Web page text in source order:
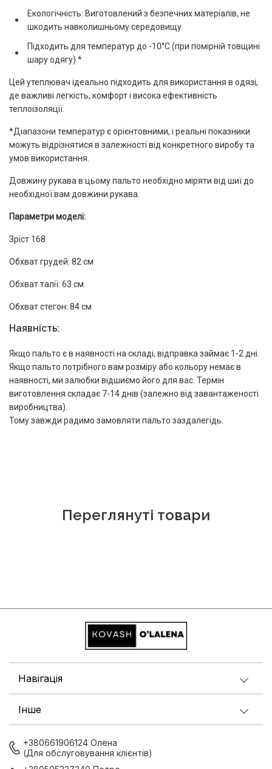
Екологічність: Виготовлений з безпечних матеріалів, не
шкодить навколишньому середовищу.
Підходить для температур до -10°C (при помірній товщині
шару одягу).*
Цей утеплювач ідеально підходить для використання в одязі,
де важливі легкість, комфорт і висока ефективність
теплоізоляції.
*Діапазони температур є орієнтовними, і реальні показники
можуть відрізнятися в залежності від конкретного виробу та
умов використання.
Довжину рукава в цьому пальто необхідно міряти від шиї до
необхідної вам довжини рукава.
Параметри моделі:
Зріст 168
Обхват грудей: 82 см
Обхват талії: 63 см
Обхват стегон: 84 см
Наявність:
Якщо пальто є в наявності на складі, відправка займає 1-2 дні.
Якщо пальто потрібного вам розміру або кольору немає в
наявності, ми залюбки відшиємо його для вас. Термін
виготовлення складає 7-14 днів (залежно від завантаженості
виробництва).
Тому завжди радимо замовляти пальто заздалегідь.
Переглянуті товари
Навігація
Інше
+380661906124 Олена
(Для обслуговування клієнтів)